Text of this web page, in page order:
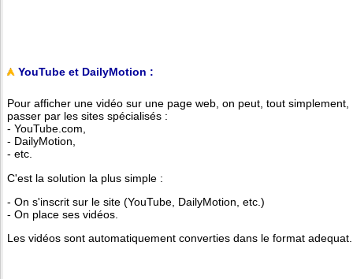
YouTube et DailyMotion :
Pour afficher une vidéo sur une page web, on peut, tout simplement,
passer par les sites spécialisés :
- YouTube.com,
- DailyMotion,
- etc.
C'est la solution la plus simple :
- On s'inscrit sur le site (YouTube, DailyMotion, etc.)
- On place ses vidéos.
Les vidéos sont automatiquement converties dans le format adequat.